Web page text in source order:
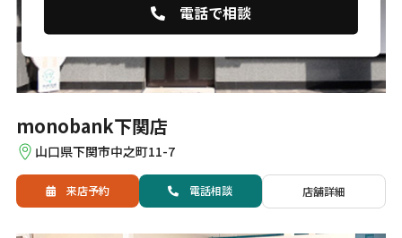
monobank下関店
山口県下関市中之町11-7
来店予約 電話相談 店舗詳細
電話で相談